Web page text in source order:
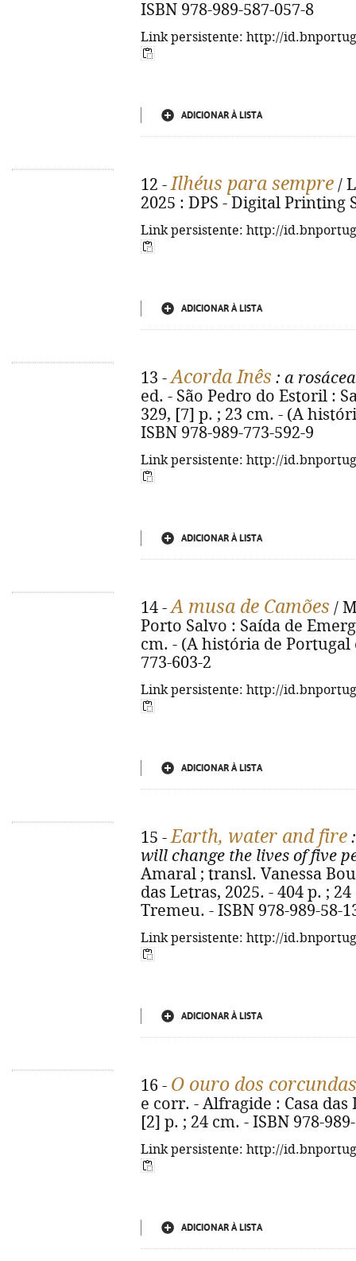
ISBN 978-989-587-057-8
Link persistente: http://
ADICIONAR À LISTA
12 -Ilhéus para sempre /
2025 : DPS - Digital Printing
Link persistente: http://
ADICIONAR À LISTA
13 -Acorda Inês : a rosácea
ed. - São Pedro do Estoril :
329, [7] p. ; 23 cm. - (A
ISBN 978-989-773-592-9
Link persistente: http://
ADICIONAR À LISTA
14 -A musa de Camões /
Porto Salvo : Saída de
cm. - (A história de Portugal
773-603-2
Link persistente: http://
ADICIONAR À LISTA
15 -Earth, water and fire
will change the lives of five
Amaral ; transl. Vanessa
das Letras, 2025. - 404 p. ;
Tremeu. - ISBN 978-989-58-
Link persistente: http://
ADICIONAR À LISTA
16 - O ouro dos corcundas
e corr. - Alfragide : Casa das
[2] p. ; 24 cm. - ISBN 978-
Link persistente: http://
ADICIONAR À LISTA